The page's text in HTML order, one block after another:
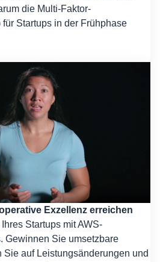
die Multi-Faktor-
Startups in der Frühphase
Exzellenz erreichen
Startups mit AWS-
Gewinnen Sie umsetzbare
Sie auf Leistungsänderungen und